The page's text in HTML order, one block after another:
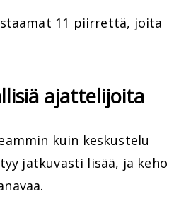
11 piirrettä, joita
ajattelijoita
kuin keskustelu
jatkuvasti lisää, ja keho